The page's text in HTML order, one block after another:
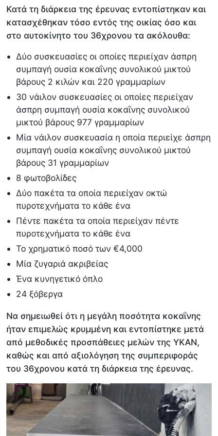
Κατά τη διάρκεια της έρευνας εντοπίστηκαν και
κατασχέθηκαν τόσο εντός της οικίας όσο και
στο αυτοκίνητο του 36χρονου τα ακόλουθα:
Δύο συσκευασίες οι οποίες περιείχαν άσπρη
συμπαγή ουσία κοκαΐνης συνολικού μικτού
βάρους 2 κιλών και 220 γραμμαρίων
30 νάιλον συσκευασίες οι οποίες περιείχαν
άσπρη συμπαγή ουσία κοκαΐνης συνολικού
μικτού βάρους 977 γραμμαρίων
Μία νάιλον συσκευασία η οποία περιείχε άσπρη
συμπαγή ουσία κοκαΐνης συνολικού μικτού
βάρους 31 γραμμαρίων
8 φωτοβολίδες
Δύο πακέτα τα οποία περιείχαν οκτώ
πυροτεχνήματα το κάθε ένα
Πέντε πακέτα τα οποία περιείχαν πέντε
πυροτεχνήματα το κάθε ένα
Το χρηματικό ποσό των €4,000
Μία ζυγαριά ακριβείας
Ένα κυνηγετικό όπλο
24 ξόβεργα
Να σημειωθεί ότι η μεγάλη ποσότητα κοκαΐνης
ήταν επιμελώς κρυμμένη και εντοπίστηκε μετά
από μεθοδικές προσπάθειες μελών της ΥΚΑΝ,
καθώς και από αξιολόγηση της συμπεριφοράς
του 36χρονου κατά τη διάρκεια της έρευνας.